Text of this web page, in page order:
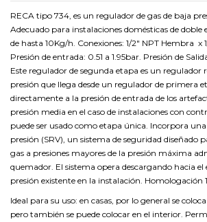
RECA tipo 734, es un regulador de gas de baja
Adecuado para instalaciones domésticas de doble
de hasta 10Kg/h. Conexiones: 1/2" NPT Hembra x
Presión de entrada: 0.51 a 1.95bar. Presión de
Este regulador de segunda etapa es un regulador
presión que llega desde un regulador de primera
directamente a la presión de entrada de los
presión media en el caso de instalaciones con
puede ser usado como etapa única. Incorpora
presión (SRV), un sistema de seguridad diseñado
gas a presiones mayores de la presión máxima
quemador. El sistema opera descargando hacia el
presión existente en la instalación. Homologación
Ideal para su uso: en casas, por lo general se
pero también se puede colocar en el interior.